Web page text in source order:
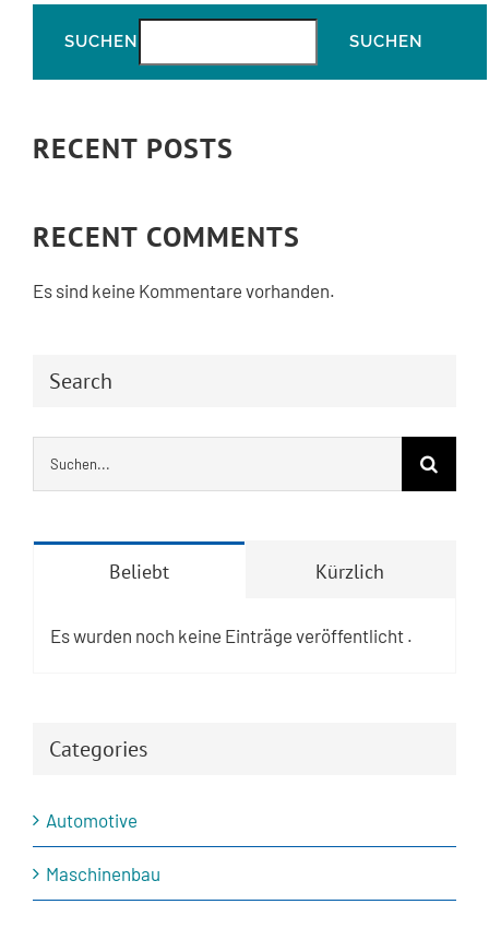
SUCHEN SUCHEN
RECENT POSTS
RECENT COMMENTS
Es sind keine Kommentare vorhanden.
Search
Beliebt Kürzlich
Es wurden noch keine Einträge veröffentlicht .
Categories
Automotive
Maschinenbau